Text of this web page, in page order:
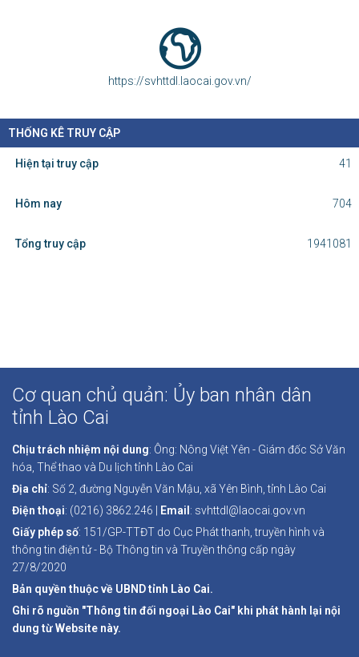
https://svhttdl.laocai.gov.vn/
THỐNG KÊ TRUY CẬP
Hiện tại truy cập 41
Hôm nay 704
Tổng truy cập 1941081
Cơ quan chủ quản: Ủy ban nhân dân
tỉnh Lào Cai
Chịu trách nhiệm nội dung: Ông: Nông Việt Yên - Giám đốc Sở Văn
hóa, Thể thao và Du lịch tỉnh Lào Cai
Địa chỉ: Số 2, đường Nguyễn Văn Mậu, xã Yên Bình, tỉnh Lào Cai
Điện thoại: (0216) 3862.246 | Email : svhttdl@laocai.gov.vn
Giấy phép số: 151/GP-TTĐT do Cục Phát thanh, truyền hình và
thông tin điện tử - Bộ Thông tin và Truyền thông cấp ngày
27/8/2020
Bản quyền thuộc về UBND tỉnh Lào Cai.
Ghi rõ nguồn "Thông tin đối ngoại Lào Cai" khi phát hành lại nội
dung từ Website này.